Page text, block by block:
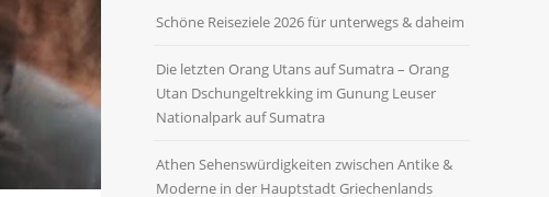
Schöne Reiseziele 2026 für unterwegs & daheim
Die letzten Orang Utans auf Sumatra – Orang
Utan Dschungeltrekking im Gunung Leuser
Nationalpark auf Sumatra
Athen Sehenswürdigkeiten zwischen Antike &
Moderne in der Hauptstadt Griechenlands